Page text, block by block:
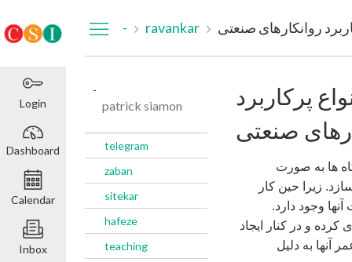
Login
Dashboard
Calendar
Inbox
- ravankar روانکارهای صنعتی
-
patrick siamon
telegram
zaban
sitekar
hafeze
teaching
پرکاربرد
صنعتی
ها به صورت
زیرا حین کار
وجود دارد.
کرده و‌ در کنار ایجاد
به دلیل